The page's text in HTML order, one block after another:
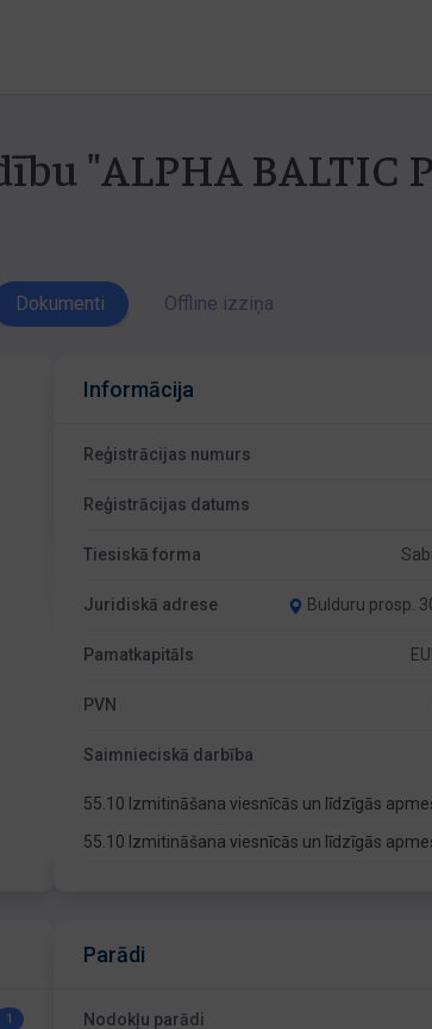
"ALPHA BALTIC
Dokumenti Offline izziņa
Informācija
Reģistrācijas numurs
Reģistrācijas datums
Tiesiskā forma
Juridiskā adrese Bulduru prosp.
Pamatkapitāls
PVN
Saimnieciskā darbība
55.10 Izmitināšana viesnīcās un līdzīgās
55.10 Izmitināšana viesnīcās un līdzīgās
1
Parādi
Nodokļu parādi